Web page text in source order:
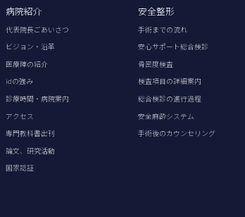
病院紹介
代表院長ごあいさつ
ビジョン・沿革
医療陣の紹介
idの強み
診療時間・病院案内
アクセス
専門教科書出刊
論文、研究活動
国家認証
安全整形
手術までの流れ
安心サポート総合検診
骨密度検査
検査項目の詳細案内
総合検診の進行過程
安全麻酔システム
手術後のカウンセリング